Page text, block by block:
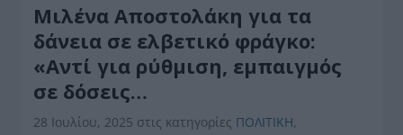
Μιλένα Αποστολάκη για τα
δάνεια σε ελβετικό φράγκο:
«Αντί για ρύθμιση, εμπαιγμός
σε δόσεις…
28 Ιουλίου, 2025 στις κατηγορίες ΠΟΛΙΤΙΚΗ,